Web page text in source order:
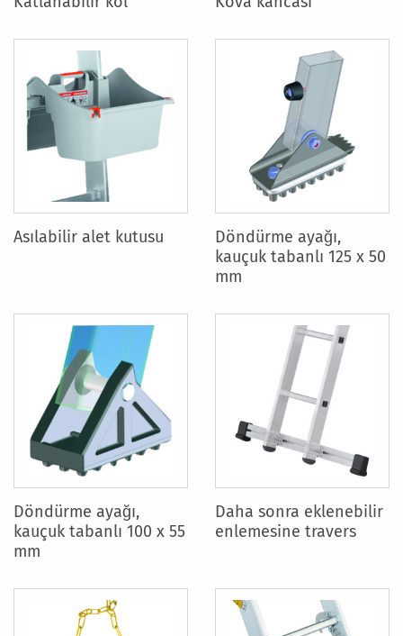
Asılabilir alet kutusu
Döndürme ayağı,
kauçuk tabanlı 125 x 50
mm
Döndürme ayağı,
kauçuk tabanlı 100 x 55
mm
Daha sonra eklenebilir
enlemesine travers